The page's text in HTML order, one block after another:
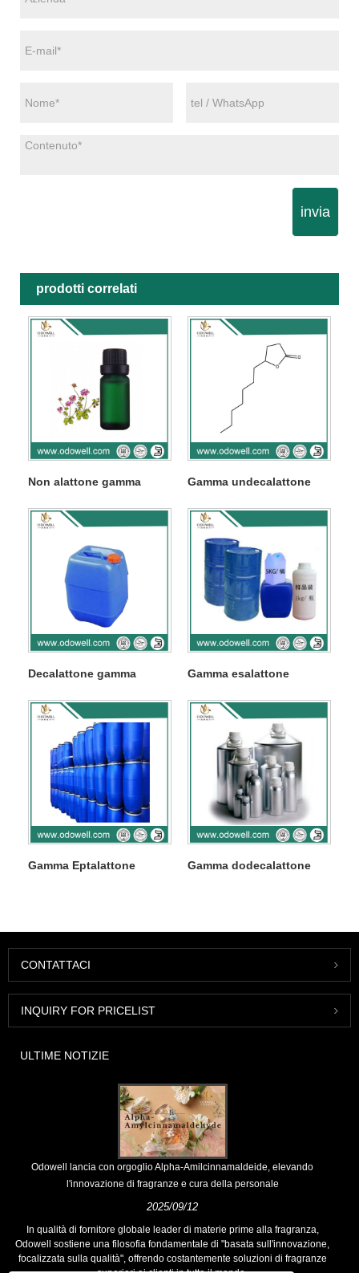
invia
prodotti correlati
Non alattone gamma Gamma undecalattone
Decalattone gamma Gamma esalattone
Gamma Eptalattone Gamma dodecalattone
CONTATTACI
INQUIRY FOR PRICELIST
ULTIME NOTIZIE
Odowell lancia con orgoglio Alpha-Amilcinnamaldeide, elevando
l'innovazione di fragranze e cura della personale
2025/09/12
In qualità di fornitore globale leader di materie prime alla fragranza,
Odowell sostiene una filosofia fondamentale di "basata sull'innovazione,
focalizzata sulla qualità", offrendo costantemente soluzioni di fragranze